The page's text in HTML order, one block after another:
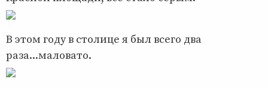
В этом году в столице я был всего два
раза...маловато.